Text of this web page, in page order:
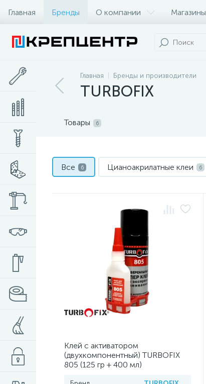
Главная Бренды О компании Магазины
Главная Бренды и производители
TURBOFIX
Товары 6
Все 6 Цианоакрилатные клеи 6
Клей с активатором
(двухкомпонентный) TURBOFIX
805 (125 гр + 400 мл)